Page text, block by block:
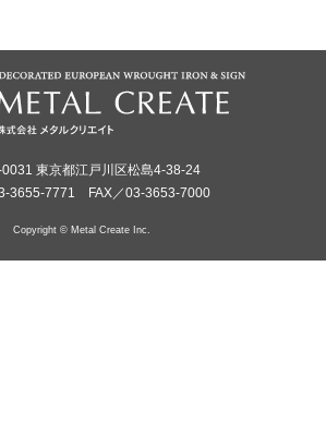
東京都江戸川区松島4-38-24
3655-7771 FAX／03-3653-7000
Copyright © Metal Create Inc.